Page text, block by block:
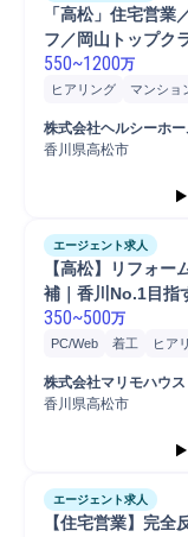
「高松」住宅営
フ／岡山トップク
550~1200万
ヒアリング マンショ
住宅設備家電
住宅ローン債権
株式会社ヘルシーホ
香川県高松市
エージェント求人
【高松】リフォ
補｜香川No.1目指
350~500万
PC/Web 着工 ヒア
アフターフォロー
施工管理
施工管理技士
株式会社マリモハウス
香川県高松市
エージェント求人
【住宅営業】完